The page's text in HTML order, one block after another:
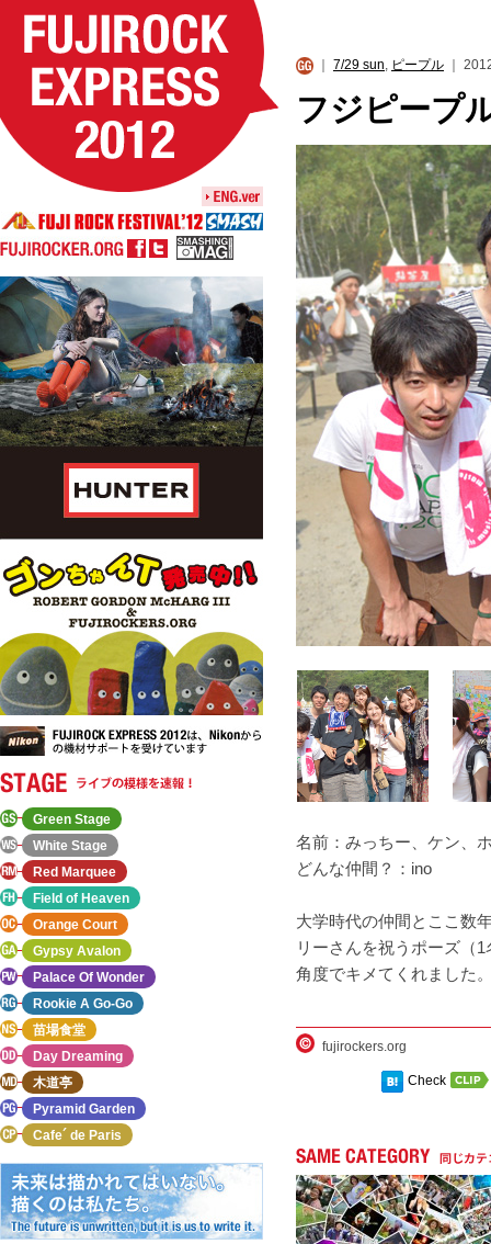
7/29 sun, ピープル ｜
フジピープ
名前：みっちー、ケン、
どんな仲間？：ino
大学時代の仲間とここ数
リーさんを祝うポーズ（
角度でキメてくれました
fujirockers.org
Check
Green Stage
White Stage
Red Marquee
Field of Heaven
Orange Court
Gypsy Avalon
Palace Of Wonder
Rookie A Go-Go
苗場食堂
Day Dreaming
木道亭
Pyramid Garden
Cafe´ de Paris